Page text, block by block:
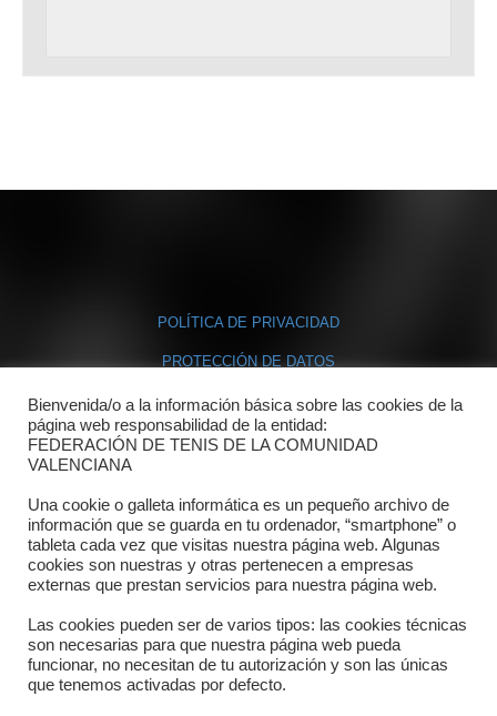
POLÍTICA DE PRIVACIDAD
PROTECCIÓN DE DATOS
POLÍTICA DE COOKIES
Dónde estamos
Directorio departamentos
Horario
Formulario de contacto
Bienvenida/o a la información básica sobre las cookies de la
página web responsabilidad de la entidad:
FEDERACIÓN DE TENIS DE LA COMUNIDAD
VALENCIANA
Una cookie o galleta informática es un pequeño archivo de
información que se guarda en tu ordenador, “smartphone” o
tableta cada vez que visitas nuestra página web. Algunas
cookies son nuestras y otras pertenecen a empresas
externas que prestan servicios para nuestra página web.
Las cookies pueden ser de varios tipos: las cookies técnicas
son necesarias para que nuestra página web pueda
funcionar, no necesitan de tu autorización y son las únicas
que tenemos activadas por defecto.